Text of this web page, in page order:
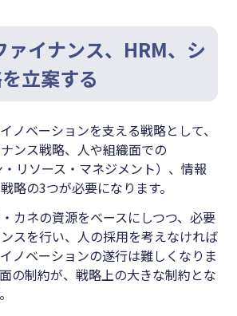
イナンス、HRM、シ
立案する
ノベーションを支える戦略として、
ンス戦略、人や組織面での
リソース・マネジメント）、情報
略の3つが必要になります。
カネの資源をベースにしつつ、必要
スを行い、人の採用を考えなければ
ノベーションの遂行は難しくなりま
の制約が、戦略上の大きな制約とな